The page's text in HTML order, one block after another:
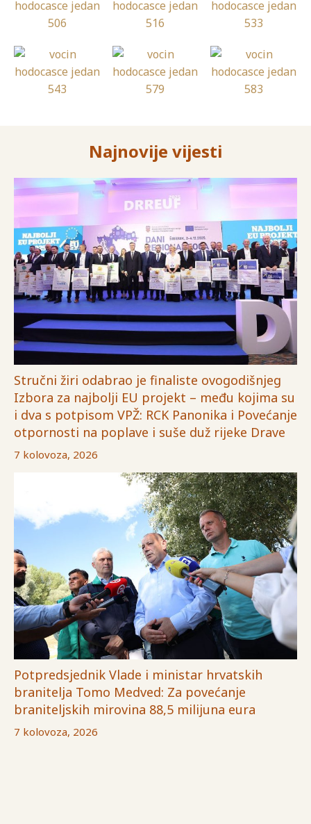
Najnovije vijesti
Stručni žiri odabrao je finaliste ovogodišnjeg
Izbora za najbolji EU projekt – među kojima su
i dva s potpisom VPŽ: RCK Panonika i Povećanje
otpornosti na poplave i suše duž rijeke Drave
7 kolovoza, 2026
Potpredsjednik Vlade i ministar hrvatskih
branitelja Tomo Medved: Za povećanje
braniteljskih mirovina 88,5 milijuna eura
7 kolovoza, 2026